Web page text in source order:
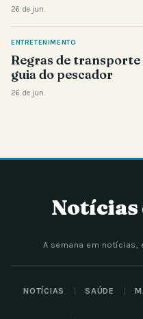
26 de jun.
ENTRETENIMENTO
Regras de transporte
guia do pescador
26 de jun.
Notícias
A semana em notícias,
NOTÍCIAS SAÚDE